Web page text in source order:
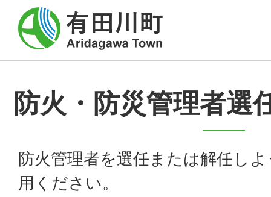
防火・防災管理者選
防火管理者を選任または解任し
用ください。